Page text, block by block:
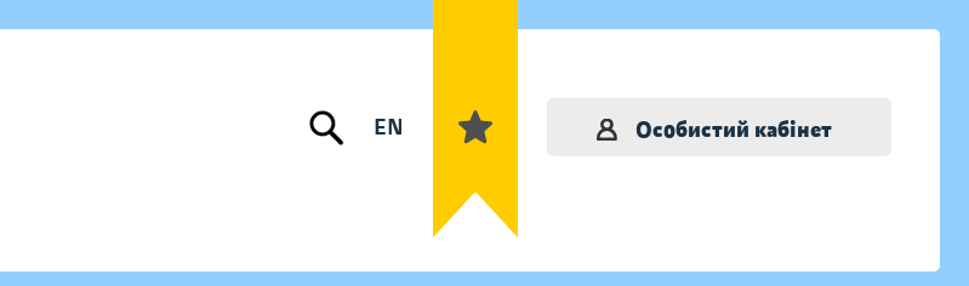
EN Особистий кабінет